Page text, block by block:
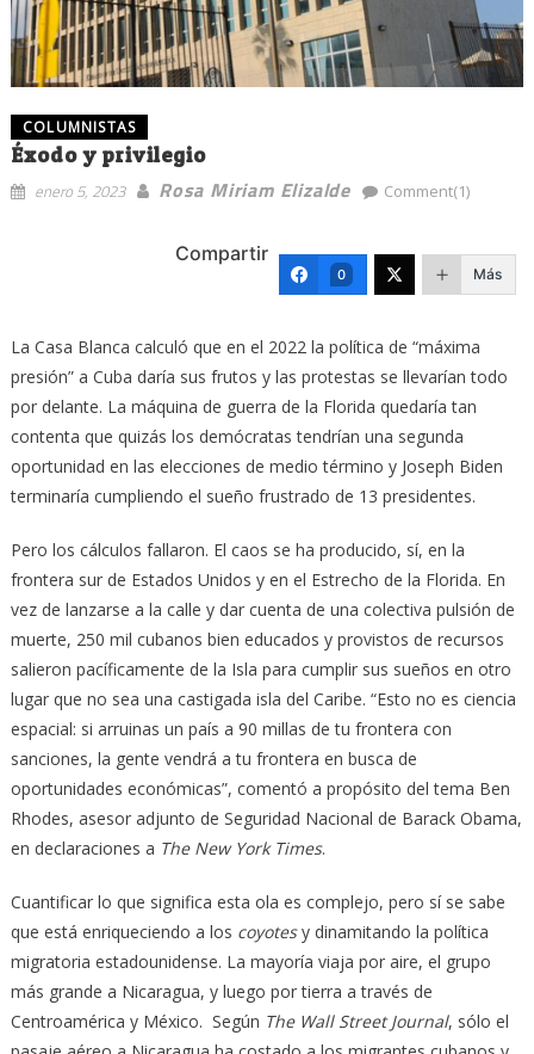
COLUMNISTAS
Éxodo y privilegio
enero 5, 2023 Rosa Miriam Elizalde Comment(1)
Compartir
0 Más
La Casa Blanca calculó que en el 2022 la política de “máxima
presión” a Cuba daría sus frutos y las protestas se llevarían todo
por delante. La máquina de guerra de la Florida quedaría tan
contenta que quizás los demócratas tendrían una segunda
oportunidad en las elecciones de medio término y Joseph Biden
terminaría cumpliendo el sueño frustrado de 13 presidentes.
Pero los cálculos fallaron. El caos se ha producido, sí, en la
frontera sur de Estados Unidos y en el Estrecho de la Florida. En
vez de lanzarse a la calle y dar cuenta de una colectiva pulsión de
muerte, 250 mil cubanos bien educados y provistos de recursos
salieron pacíficamente de la Isla para cumplir sus sueños en otro
lugar que no sea una castigada isla del Caribe. “Esto no es ciencia
espacial: si arruinas un país a 90 millas de tu frontera con
sanciones, la gente vendrá a tu frontera en busca de
oportunidades económicas”, comentó a propósito del tema Ben
Rhodes, asesor adjunto de Seguridad Nacional de Barack Obama,
en declaraciones a The New York Times.
Cuantificar lo que significa esta ola es complejo, pero sí se sabe
que está enriqueciendo a los coyotesy dinamitando la política
migratoria estadounidense. La mayoría viaja por aire, el grupo
más grande a Nicaragua, y luego por tierra a través de
Centroamérica y México. Según The Wall Street Journal, sólo el